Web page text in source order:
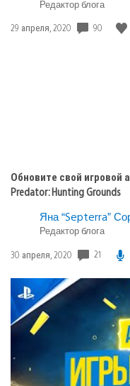
Редактор блога
Дата
29 апреля, 2020 90
Обновите свой игровой
Predator: Hunting Grounds
Яна “Septerra”
Редактор блога
Дата
30 апреля, 2020 21